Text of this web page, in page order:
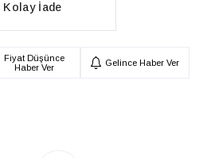
Kolay İade
Fiyat Düşünce
Haber Ver
Gelince Haber Ver